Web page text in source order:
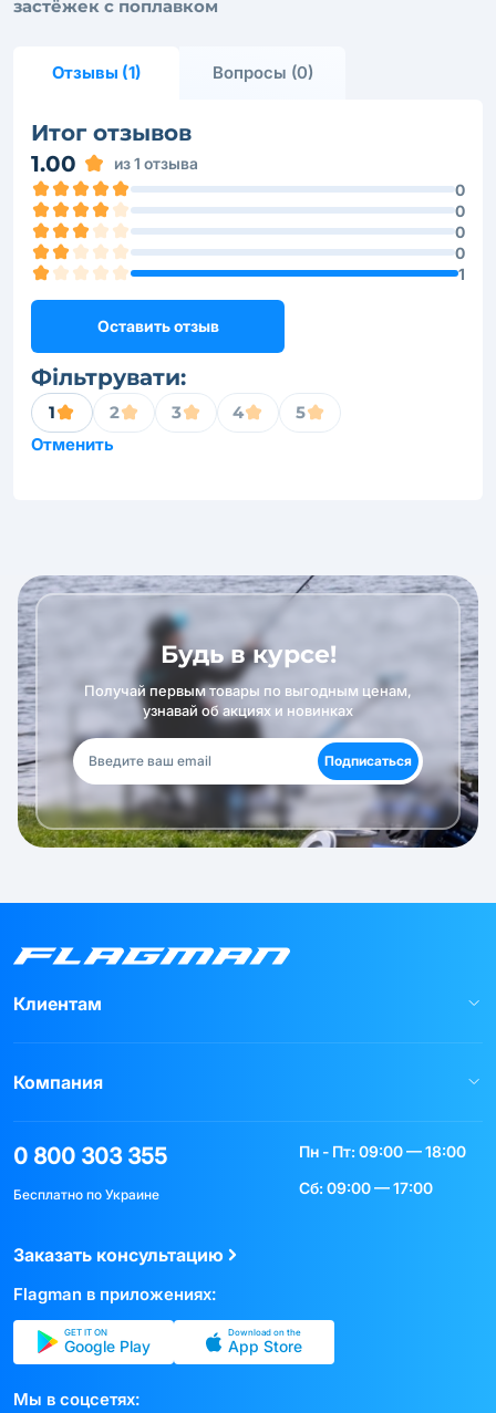
застёжек с поплавком
Отзывы (1) Вопросы (0)
Итог отзывов
1.00
из 1 отзыва
0
0
0
0
1
Оставить отзыв
Фільтрувати:
1 2 3 4
5
Отменить
Будь в курсе!
Получай первым товары по выгодным ценам,
узнавай об акциях и новинках
Подписаться
Клиентам
Компания
0 800 303 355
Бесплатно по Украине
Пн - Пт: 09:00 — 18:00
Сб: 09:00 — 17:00
Заказать консультацию
Flagman в приложениях:
GET IT ON
Google Play
Download on the
App Store
Мы в соцсетях: